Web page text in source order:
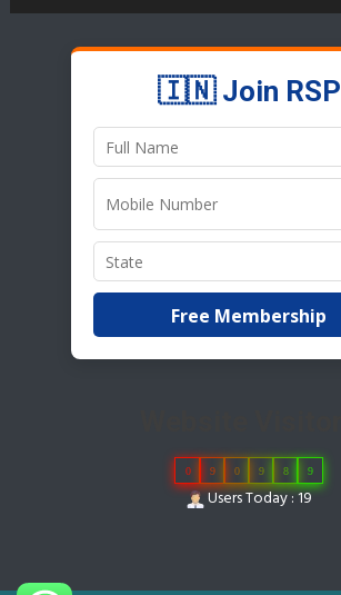
🇮🇳 Join RSP
Free Membership
0 9 0 9 8 9
Users Today : 19